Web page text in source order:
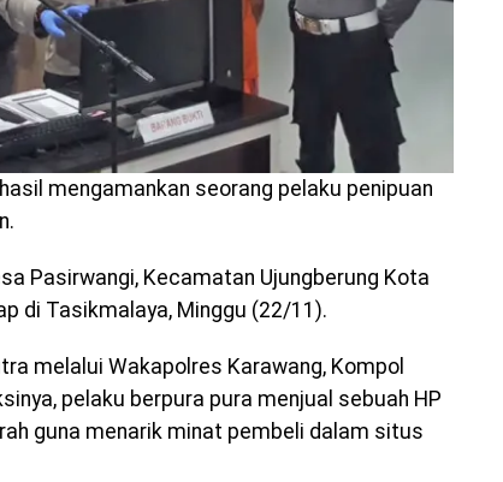
mengamankan seorang pelaku penipuan
Pasirwangi, Kecamatan Ujungberung Kota
di Tasikmalaya, Minggu (22/11).
melalui Wakapolres Karawang, Kompol
pelaku berpura pura menjual sebuah HP
guna menarik minat pembeli dalam situs